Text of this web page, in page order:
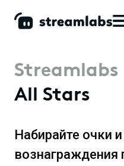
Streamlabs
All Stars
Набирайте очки
вознаграждения